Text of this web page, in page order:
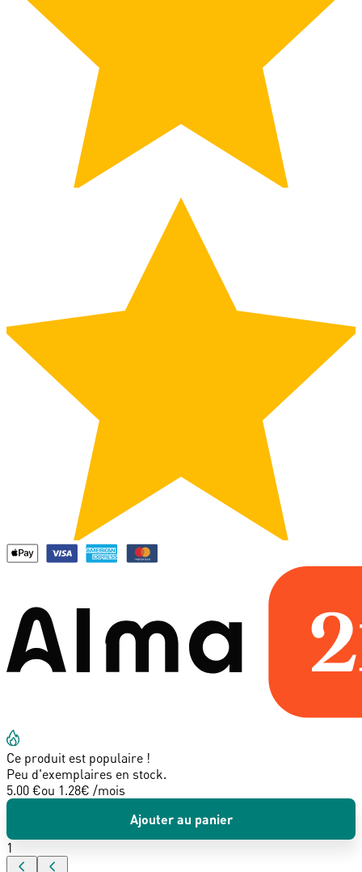
Ce produit est populaire !
Peu d'exemplaires en stock.
5.00 €ou 1.28€ /mois
Ajouter au panier
1